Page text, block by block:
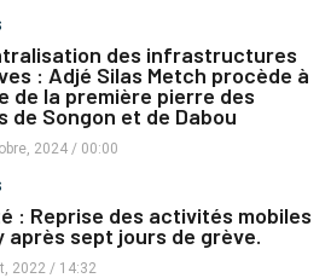
des infrastructures
: Adjé Silas Metch procède à
de la première pierre des
de Songon et de Dabou
2024 / 00:00
: Reprise des activités mobiles
après sept jours de grève.
2022 / 14:32